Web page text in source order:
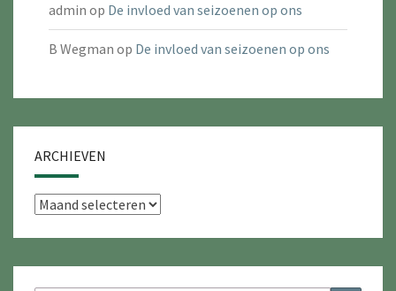
admin op De invloed van seizoenen op ons
B Wegman op De invloed van seizoenen op ons
ARCHIEVEN
Archieven